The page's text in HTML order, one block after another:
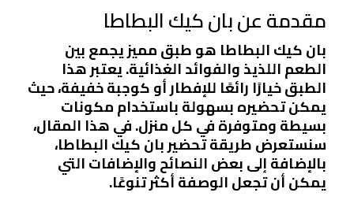
مقدمة عن بان كيك البطاطا
بان كيك البطاطا هو طبق مميز يجمع بين
الطعم اللذيذ والفوائد الغذائية. يعتبر هذا
الطبق خيارًا رائعًا للإفطار أو كوجبة خفيفة، حيث
يمكن تحضيره بسهولة باستخدام مكونات
بسيطة ومتوفرة في كل منزل. في هذا المقال،
سنستعرض طريقة تحضير بان كيك البطاطا،
بالإضافة إلى بعض النصائح والإضافات التي
يمكن أن تجعل الوصفة أكثر تنوعًا.